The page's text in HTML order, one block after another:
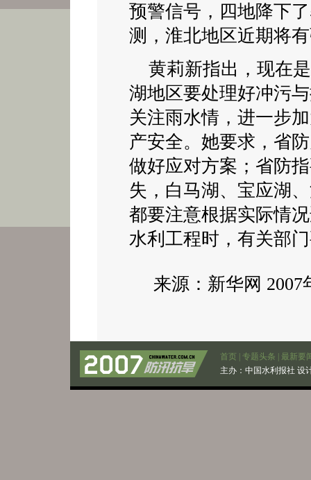
预警信号，四地降下
测，淮北地区近期将
黄莉新指出，现在
湖地区要处理好冲污
关注雨水情，进一步
产安全。她要求，省
做好应对方案；省防
失，白马湖、宝应湖
都要注意根据实际情
水利工程时，有关部
来源：新华网 2007
首页 专题头条
最新要
主办： 中国水利报社 设